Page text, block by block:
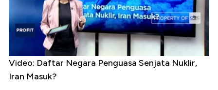
Video: Daftar Negara Penguasa Senjata Nuklir,
Iran Masuk?